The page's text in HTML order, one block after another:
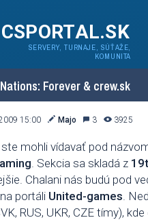
CSPORTAL.SK
SERVERY, TURNAJE, SÚŤAŽE,
KOMUNITA
Forever & crew.sk
15:00 Majo 3 3925
mohli vídavať pod
. Sekcia sa skladá z
Chalani nás budú pod
portáli United-games.
RUS, UKR, CZE tímy),